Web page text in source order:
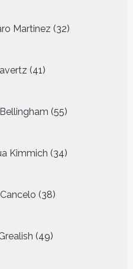
Martinez 32
producten
41
producten
55
producten
Kimmich 34
producten
38
producten
49
producten